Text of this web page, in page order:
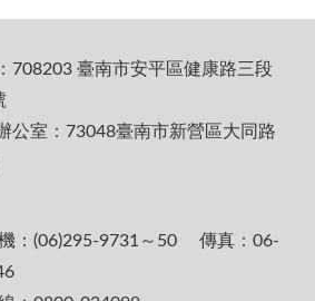
708203 臺南市安平區健康路三段
公室：73048臺南市新營區大同路
：(06)295-9731～50 傳真：06-